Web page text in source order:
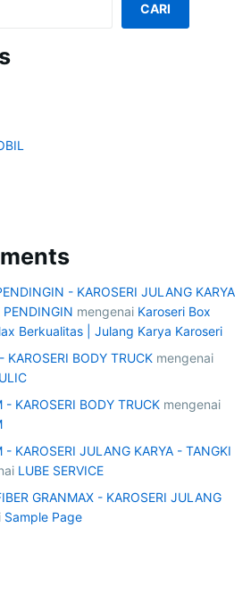
CARI
- KAROSERI JULANG KARYA
PENDINGIN mengenai Karoseri Box
Berkualitas | Julang Karya Karoseri
KAROSERI BODY TRUCK mengenai
- KAROSERI BODY TRUCK mengenai
- KAROSERI JULANG KARYA - TANGKI
LUBE SERVICE
GRANMAX - KAROSERI JULANG
Sample Page